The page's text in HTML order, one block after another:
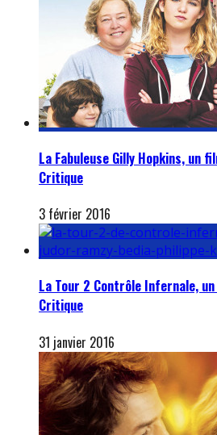
La Fabuleuse Gilly Hopkins, un
Critique
3 février 2016
La Tour 2 Contrôle Infernale,
Critique
31 janvier 2016